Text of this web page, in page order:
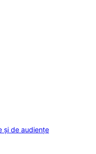
și de audiențe